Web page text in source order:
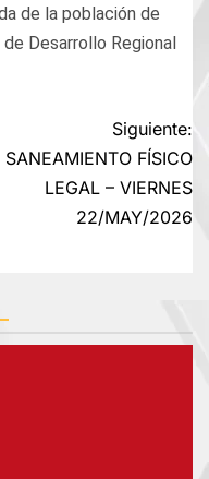
de la población de
Desarrollo Regional
Siguiente:
SANEAMIENTO FÍSICO
LEGAL – VIERNES
22/MAY/2026